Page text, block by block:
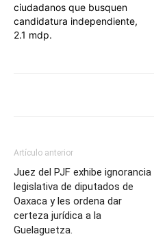
ciudadanos que busquen
candidatura independiente,
2.1 mdp.
Artículo anterior
Juez del PJF exhibe ignorancia
legislativa de diputados de
Oaxaca y les ordena dar
certeza jurídica a la
Guelaguetza.